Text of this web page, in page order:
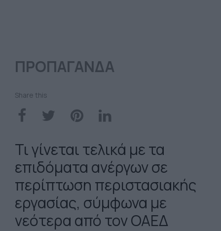
ΠΡΟΠΑΓΑΝΔΑ
Share this
Τι γίνεται τελικά με τα
επιδόματα ανέργων σε
περίπτωση περιστασιακής
εργασίας, σύμφωνα με
νεότερα από τον ΟΑΕΔ